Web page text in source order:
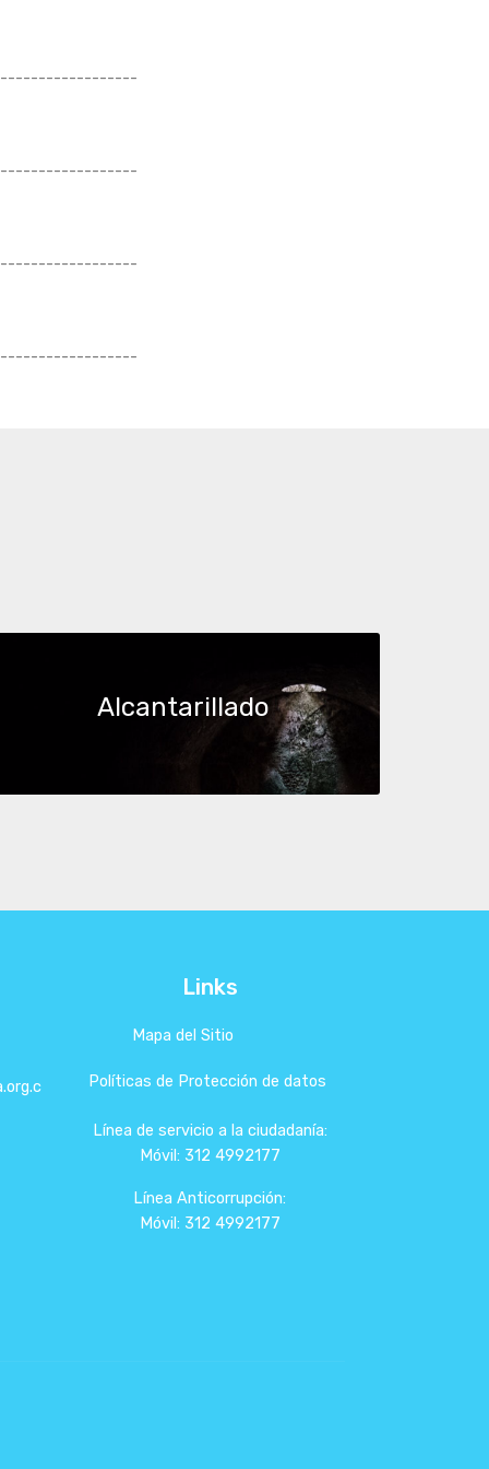
Alcantarillado
Links
Mapa del Sitio
Políticas de Protección de datos
Línea de servicio a la ciudadanía:
Móvil: 312 4992177
Línea Anticorrupción:
Móvil: 312 4992177